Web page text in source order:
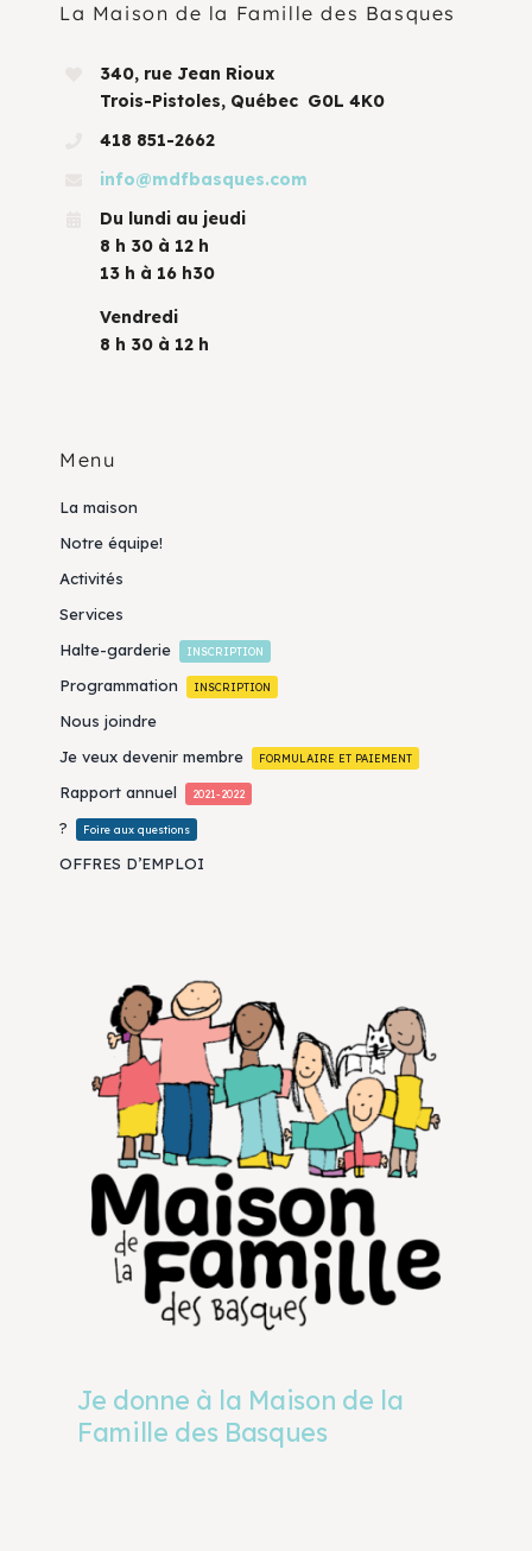
La Maison de la Famille des Basques
340, rue Jean Rioux
Trois-Pistoles, Québec G0L 4K0
418 851-2662
info@mdfbasques.com
Du lundi au jeudi
8 h 30 à 12 h
13 h à 16 h30
Vendredi
8 h 30 à 12 h
Menu
La maison
Notre équipe!
Activités
Services
Halte-garderie
INSCRIPTION
Programmation INSCRIPTION
Nous joindre
Je veux devenir membre
FORMULAIRE ET PAIEMENT
Rapport annuel 2021-2022
? Foire aux questions
OFFRES D’EMPLOI
Je donne à la Maison de la
Famille des Basques